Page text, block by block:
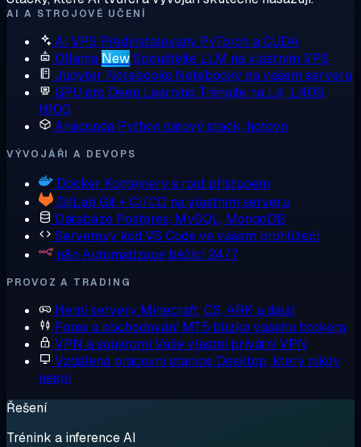
AI A STROJOVÉ UČENÍ
AI VPS Předinstalovaný PyTorch a CUDA
Ollama NewSpouštějte LLM na vlastním VPS
Jupyter Notebooks Notebooky na vašem serveru
GPU pro Deep Learning Trénujte na L4, L40S,
H100
Anaconda Python datový stack, hotovo
VÝVOJÁŘI A DEVOPS
Docker Kontejnery s root přístupem
GitLab Git + CI/CD na vlastním serveru
Databáze Postgres, MySQL, MongoDB
Serverový kód VS Code ve vašem prohlížeči
n8n Automatizace běžící 24/7
PROVOZ A TRADING
Herní servery Minecraft, CS, ARK a další
Forex a obchodování MT5 blízko vašeho brokera
VPN a soukromíVaše vlastní privátní VPN
Vzdálená pracovní stanice Desktop, který nikdy
nespí
Řešení
Trénink a inference AI